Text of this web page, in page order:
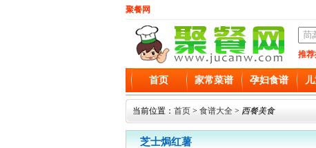
聚餐网
推荐
首页 家常菜谱 孕妇食谱
当前位置： 首页 > 食谱大全 > 西餐美食
芝士焗红薯